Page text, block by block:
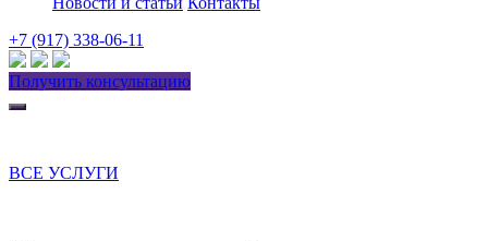
+7 (917) 338-06-11
Получить консультацию
ВСЕ УСЛУГИ